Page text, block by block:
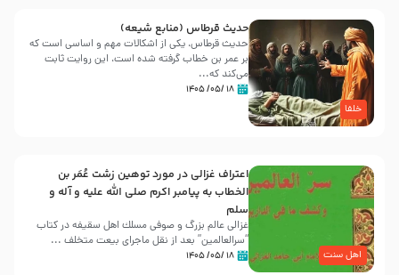
خلفا
حدیث قرطاس (منابع شیعه)
حدیث قرطاس، یکی از اشکالات مهم و اساسی است که
بر عمر بن خطاب گرفته شده است، این روایت ثابت
می‌کند که...
۱۸ /۰۵/ ۱۴۰۵
اهل سنت
اعتراف غزالی در مورد توهین زشت عُمَر بن
الخطاب به پیامبر اکرم صلی الله علیه و آله و
سلم
غزالی عالم بزرگ و صوفی مسلك اهل سقيفه در کتاب
“سرالعالمین” بعد از نقل ماجرای بیعت متخلف ...
۱۸ /۰۵/ ۱۴۰۵